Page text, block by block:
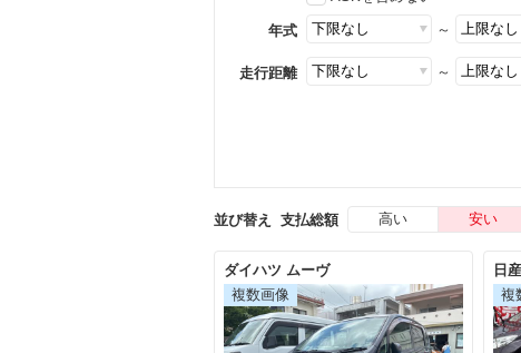
年式 ～
走行距離 ～
並び替え 支払総額 高い 安い
ダイハツ ムーヴ 日